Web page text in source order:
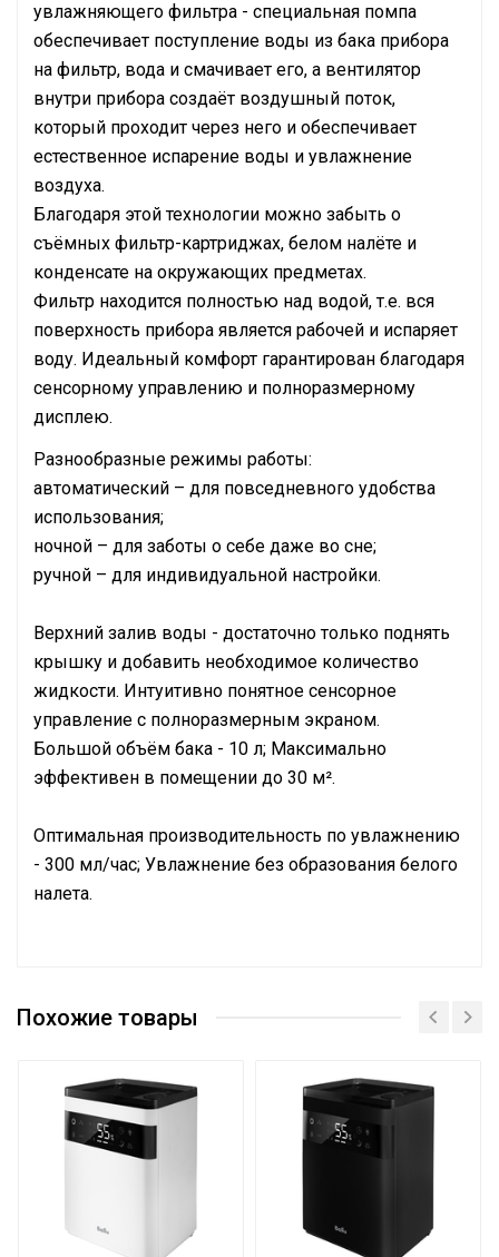
увлажняющего фильтра - специальная помпа
обеспечивает поступление воды из бака прибора
на фильтр, вода и смачивает его, а вентилятор
внутри прибора создаёт воздушный поток,
который проходит через него и обеспечивает
естественное испарение воды и увлажнение
воздуха.
Благодаря этой технологии можно забыть о
съёмных фильтр-картриджах, белом налёте и
конденсате на окружающих предметах.
Фильтр находится полностью над водой, т.е. вся
поверхность прибора является рабочей и испаряет
воду. Идеальный комфорт гарантирован благодаря
сенсорному управлению и полноразмерному
дисплею.
Разнообразные режимы работы:
автоматический – для повседневного удобства
использования;
ночной – для заботы о себе даже во сне;
ручной – для индивидуальной настройки.
Верхний залив воды - достаточно только поднять
крышку и добавить необходимое количество
жидкости. Интуитивно понятное сенсорное
управление с полноразмерным экраном.
Большой объём бака - 10 л; Максимально
эффективен в помещении до 30 м².
Оптимальная производительность по увлажнению
- 300 мл/час; Увлажнение без образования белого
налета.
электросети
Вес товара с упаковкой
(брутто)
Регулировка значения
Закругленная
Сертификат
Похожие товары